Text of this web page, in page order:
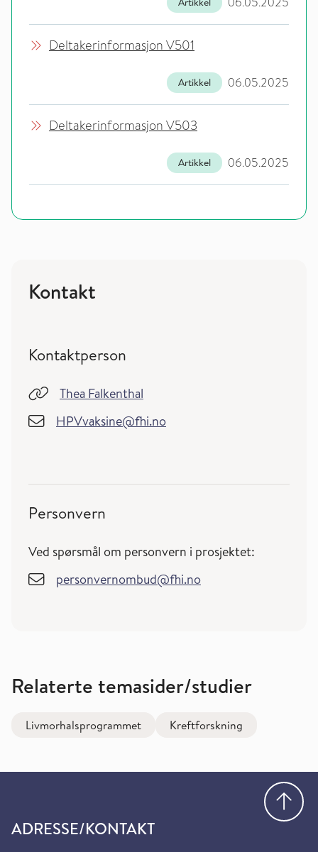
Deltakerinformasjon V501
06.05.2025
Artikkel
Deltakerinformasjon V503
06.05.2025
Artikkel
Kontakt
Kontaktperson
Thea Falkenthal
HPVvaksine@fhi.no
Personvern
Ved spørsmål om personvern i prosjektet:
personvernombud@fhi.no
Relaterte temasider/studier
Livmorhalsprogrammet Kreftforskning
ADRESSE/KONTAKT